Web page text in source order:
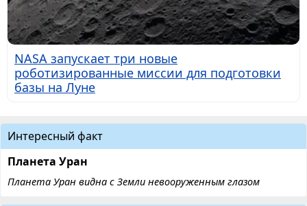
NASA запускает три новые
роботизированные миссии для подготовки
базы на Луне
Интересный факт
Планета Уран
Планета Уран видна с Земли невооруженным глазом